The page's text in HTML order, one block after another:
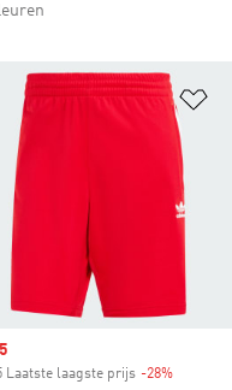
zetten
price
Laatste laagste prijs -28%